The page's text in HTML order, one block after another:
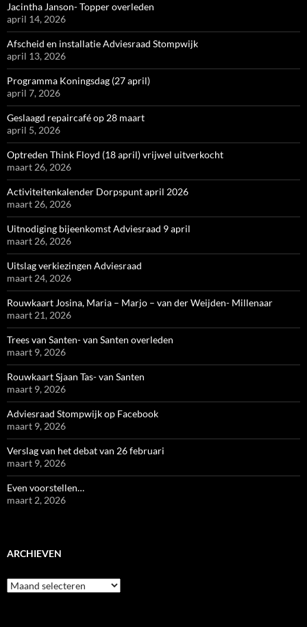
Jacintha Janson- Topper overleden
april 14, 2026
Afscheid en installatie Adviesraad Stompwijk
april 13, 2026
Programma Koningsdag (27 april)
april 7, 2026
Geslaagd repaircafé op 28 maart
april 5, 2026
Optreden Think Floyd (18 april) vrijwel uitverkocht
maart 26, 2026
Activiteitenkalender Dorpspunt april 2026
maart 26, 2026
Uitnodiging bijeenkomst Adviesraad 9 april
maart 26, 2026
Uitslag verkiezingen Adviesraad
maart 24, 2026
Rouwkaart Josina, Maria – Marjo – van der Weijden- Millenaar
maart 21, 2026
Trees van Santen- van Santen overleden
maart 9, 2026
Rouwkaart Sjaan Tas- van Santen
maart 9, 2026
Adviesraad Stompwijk op Facebook
maart 9, 2026
Verslag van het debat van 26 februari
maart 9, 2026
Even voorstellen…
maart 2, 2026
ARCHIEVEN
Archieven